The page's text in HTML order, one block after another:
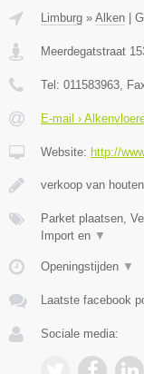
Limburg » Alken
Meerdegatstraat
Tel: 011583963 ,
E-mail ›
Website: http://
verkoop van
Parket plaatsen,
Import en ▼
Openingstijden ▼
Laatste facebook
Sociale media: